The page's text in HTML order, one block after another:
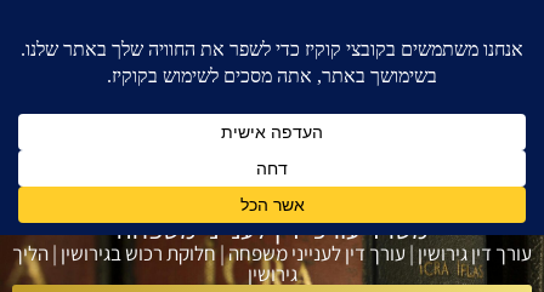
חגית לב - עורך דין גירושין
משרד עורכי דין לענייני משפחה
עורך דין גירושין | עורך דין לענייני משפחה | חלוקת רכוש בגירושין | הליך
גירושין